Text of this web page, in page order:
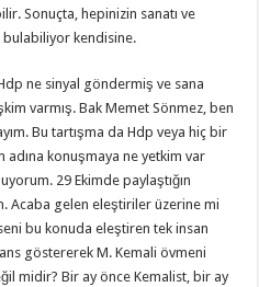
Sonuçta, hepinizin sanatı ve
bulabiliyor kendisine.
ne sinyal göndermiş ve sana
varmış. Bak Memet Sönmez, ben
Bu tartışma da Hdp veya hiç bir
konuşmaya ne yetkim var
29 Ekimde paylaştığın
Acaba gelen eleştiriler üzerine mi
bu konuda eleştiren tek insan
göstererek M. Kemali övmeni
midir? Bir ay önce Kemalist, bir ay